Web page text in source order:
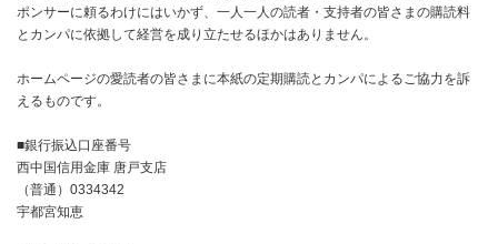
ポンサーに頼るわけにはいかず、一人一人の読者・支持者の皆さまの購読料
とカンパに依拠して経営を成り立たせるほかはありません。
ホームページの愛読者の皆さまに本紙の定期購読とカンパによるご協力を訴
えるものです。
■銀行振込口座番号
西中国信用金庫 唐戸支店
（普通）0334342
宇都宮知恵